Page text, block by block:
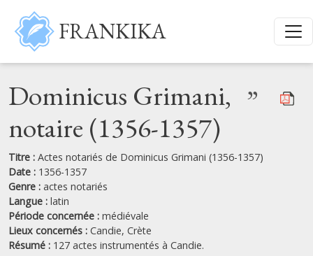
Aller au contenu principal
FRANKIKA
Dominicus Grimani,
notaire (1356-1357)
”
Titre : Actes notariés de Dominicus Grimani (1356-1357)
Date : 1356-1357
Genre : actes notariés
Langue : latin
Période concernée : médiévale
Lieux concernés : Candie, Crète
Résumé : 127 actes instrumentés à Candie.